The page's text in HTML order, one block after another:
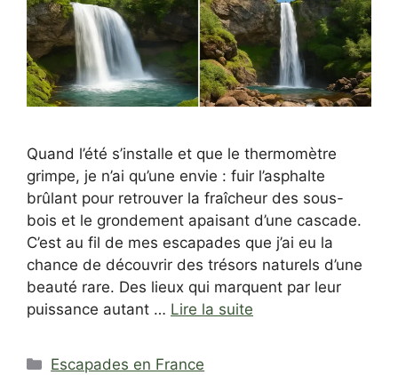
Quand l’été s’installe et que le thermomètre
grimpe, je n’ai qu’une envie : fuir l’asphalte
brûlant pour retrouver la fraîcheur des sous-
bois et le grondement apaisant d’une cascade.
C’est au fil de mes escapades que j’ai eu la
chance de découvrir des trésors naturels d’une
beauté rare. Des lieux qui marquent par leur
puissance autant … Lire la suite
Catégories
Escapades en France